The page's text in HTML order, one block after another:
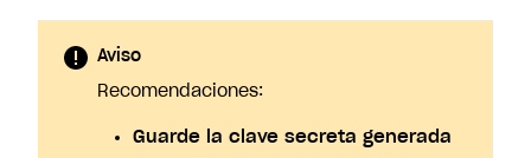
Aviso
Recomendaciones:
Guarde la clave secreta generada